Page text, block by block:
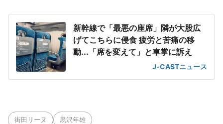
新幹線で「最悪の座席」隣が大股広
げてこちらに侵食 疲労と苦痛の移
動...「席を変えて」と車掌に訴え
J-CASTニュース
街田リーヌ 黒沢年雄